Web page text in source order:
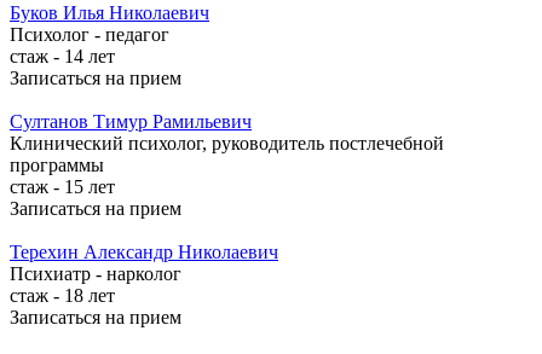
Буков Илья Николаевич
Психолог - педагог
стаж - 14 лет
Записаться на прием
Султанов Тимур Рамильевич
Клинический психолог, руководитель постлечебной
программы
стаж - 15 лет
Записаться на прием
Терехин Александр Николаевич
Психиатр - нарколог
стаж - 18 лет
Записаться на прием